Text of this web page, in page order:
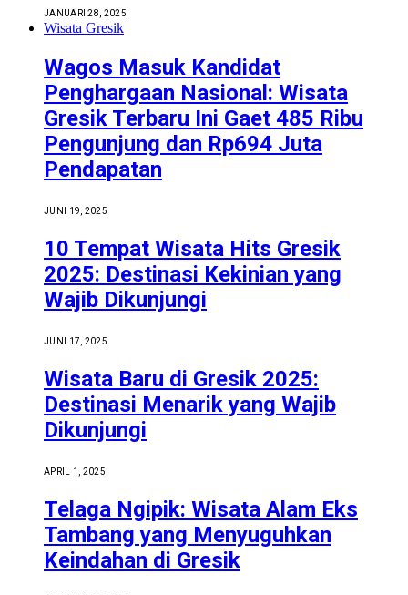
JANUARI 28, 2025
Wisata Gresik
Wagos Masuk Kandidat
Penghargaan Nasional: Wisata
Gresik Terbaru Ini Gaet 485 Ribu
Pengunjung dan Rp694 Juta
Pendapatan
JUNI 19, 2025
10 Tempat Wisata Hits Gresik
2025: Destinasi Kekinian yang
Wajib Dikunjungi
JUNI 17, 2025
Wisata Baru di Gresik 2025:
Destinasi Menarik yang Wajib
Dikunjungi
APRIL 1, 2025
Telaga Ngipik: Wisata Alam Eks
Tambang yang Menyuguhkan
Keindahan di Gresik